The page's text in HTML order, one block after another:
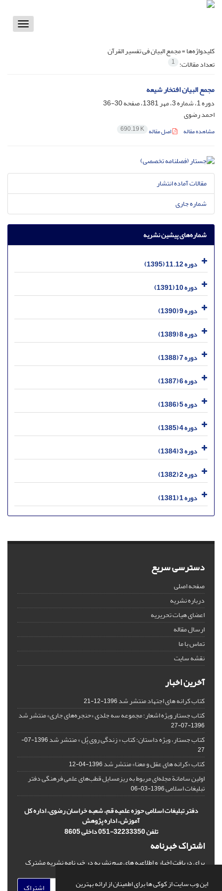
این وب سایت از کوکی ها برای اطمینان از ارائه بهترین
Toggle
کلیدواژه‌ها =مجمع البیان فی تفسیر القرآن
تعداد مقالات: 1
مجمع البیان افتخار شیعه
دوره 1، شماره 3، مهر 1381، صفحه
30-36
احمد رضوی
مشاهده مقاله اصل مقاله 690.19 K
مقالات آماده انتشار
شماره جاری
شماره‌های پیشین نشریه
دوره 11.12 (1395)
دوره 10 (1391)
دوره 9 (1390)
دوره 8 (1389)
دوره 7 (1388)
دوره 6 (1387)
دوره 5 (1386)
دوره 4 (1385)
دوره 3 (1384)
دوره 2 (1382)
دوره 1 (1381)
دسترسی سریع
صفحه اصلی
درباره نشریه
اعضای هیات تحریریه
ارسال مقاله
تماس با ما
نقشه سایت
آخرین اخبار
کتاب کرانه های اجتهاد منتشر شد1396-12-21
کتاب جستار ویژه اشعار؛ مجموعه سه جلدی «حنجره‌های جاری» منتشر شد
1396-07-27
کتاب جستار، ویژه داستان؛ کتاب « زندگی روی پُل » منتشر شد
1396-07-
27
کتاب «کرانه های عقل و معنا» منتشر شد1396-04-12
اولین سامانة مجله‌ای مربوط به ریزمسایل‌ قطب‌های علمی فرهنگی دفتر
تبلیغات اسلامی1396-03-06
دفتر تبلیغات اسلامی حوزه علمیه قم، شعبه خراسان رضوی، اداره کل
آموزش، اداره پژوهش
تلفن 32233350-051 داخلی 8605
اشتراک خبرنامه
برای دریافت اخبار و اطلاعیه های مهم نشریه در خبرنامه نشریه مشترک
اشتراک